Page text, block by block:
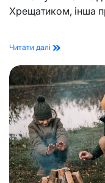
Хрещатиком, інша
Читати далі ТОП
новорічних
вистав
у
Києві